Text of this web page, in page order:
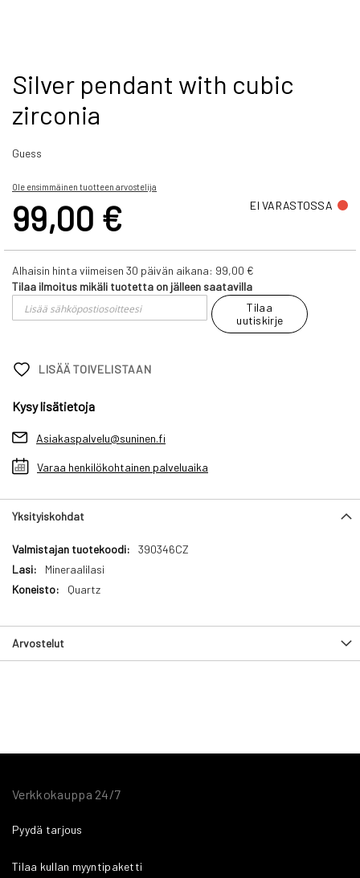
Skip
to
the
beginning
the
gallery
Silver pendant with cubic
zirconia
Guess
Ole ensimmäinen tuotteen arvostelija
99,00 € EI VARASTOSSA
Alhaisin hinta viimeisen 30 päivän aikana: 99,00 €
Tilaa ilmoitus mikäli tuotetta on jälleen saatavilla
Tilaa
uutiskirje
LISÄÄ TOIVELISTAAN
Kysy lisätietoja
Asiakaspalvelu@suninen.fi
Varaa henkilökohtainen palveluaika
Yksityiskohdat
Yksityiskohdat
390346CZ
Mineraalilasi
Quartz
Arvostelut
Verkkokauppa 24/7
Pyydä tarjous
Tilaa kullan myyntipaketti